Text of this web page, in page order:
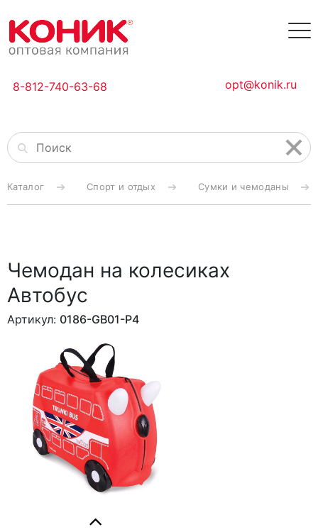
8-812-740-63-68 opt@konik.ru
Каталог Спорт и отдых Сумки и чемоданы
Чемодан на колесиках
Автобус
Артикул: 0186-GB01-P4